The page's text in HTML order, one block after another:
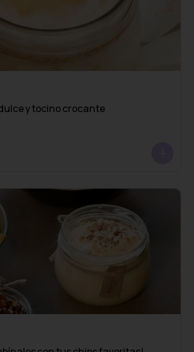
y tocino crocante